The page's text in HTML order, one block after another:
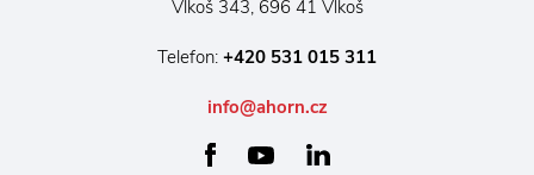
Vlkoš 343, 696 41 Vlkoš
Telefon: +420 531 015 311
info@ahorn.cz
facebook youtube